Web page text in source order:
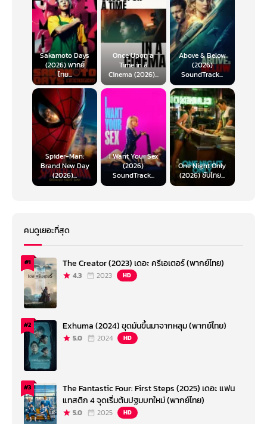
Sakamoto Days
(2026) พากย์
ไทย...
Once Upon a
Time in a
Cinema (2026)...
Above & Below
(2026)
SoundTrack...
Spider-Man:
Brand New Day
(2026)...
I Want Your Sex
(2026)
SoundTrack...
One Night Only
(2026) ซับไทย...
คนดูเยอะที่สุด
#1 The Creator (2023) เดอะ ครีเอเตอร์ (พากย์ไทย)
4.3 2023 HD
#2 Exhuma (2024) ขุดมันขึ้นมาจากหลุม (พากย์ไทย)
5.0 2024 HD
#3
The Fantastic Four: First Steps (2025) เดอะ แฟน
แทสติก 4 จุดเริ่มต้นปฐมบทใหม่ (พากย์ไทย)
5.0 2025 HD